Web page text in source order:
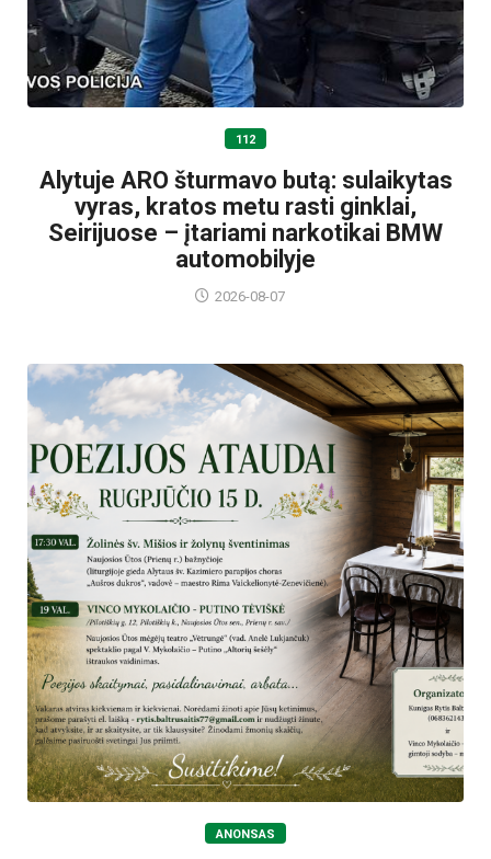
112
Alytuje ARO šturmavo butą: sulaikytas
vyras, kratos metu rasti ginklai,
Seirijuose – įtariami narkotikai BMW
automobilyje
2026-08-07
ANONSAS